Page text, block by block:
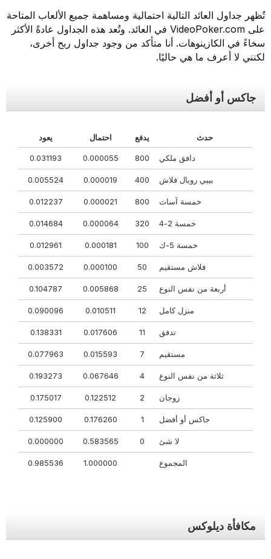
تُظهر جداول العائد التالية احتمالية ومساهمة جميع الألعاب المتاحة
على VideoPoker.com في العائد. وتُعد هذه الجداول عادةً الأكثر
سخاءً في الكازينوهات. أنا متأكد من وجود جداول ربح أخرى،
لكنني لا أعرف ما هي حاليًا.
جاكس أو أفضل
حدث يدفع احتمال يعود
دافق ملكي 800
0.000055
0.031193
بيبي رويال فلاش 400
0.000019
0.005524
خمسة آسات 800
0.000021
0.012237
خمسة 2-4 320
0.000064
0.014684
خمسة 5-ك 100
0.000181
0.012961
فلاش مستقيم 50
0.000100
0.003572
أربعة من نفس النوع 25
0.005868
0.104787
منزل كامل 12
0.010511
0.090096
تدفق 11
0.017606
0.138331
مستقيم 0.015593
0.077963
ثلاثة من نفس النوع 0.067646
0.193273
زوجان 0.122512
0.175017
جاكس أو أفضل 0.176260
0.125900
لا شئ 0.583565
0.000000
المجموع 1.000000
0.985536
مكافأة ديلوكس